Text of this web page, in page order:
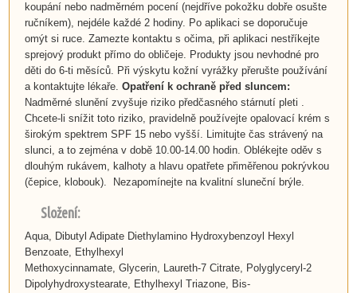
koupání nebo nadměrném pocení (nejdříve pokožku dobře osušte
ručníkem), nejdéle každé 2 hodiny. Po aplikaci se doporučuje
omýt si ruce. Zamezte kontaktu s očima, při aplikaci nestříkejte
sprejový produkt přímo do obličeje. Produkty jsou nevhodné pro
děti do 6-ti měsíců. Při výskytu kožní vyrážky přerušte používání
a kontaktujte lékaře. Opatření k ochraně před sluncem:
Nadměrné slunění zvyšuje riziko předčasného stárnutí pleti .
Chcete-li snížit toto riziko, pravidelně používejte opalovací krém s
širokým spektrem SPF 15 nebo vyšší. Limitujte čas strávený na
slunci, a to zejména v době 10.00-14.00 hodin. Oblékejte oděv s
dlouhým rukávem, kalhoty a hlavu opatřete přiměřenou pokrývkou
(čepice, klobouk). Nezapomínejte na kvalitní sluneční brýle.
Složení:
Aqua, Dibutyl Adipate Diethylamino Hydroxybenzoyl Hexyl
Benzoate, Ethylhexyl
Methoxycinnamate, Glycerin, Laureth-7 Citrate, Polyglyceryl-2
Dipolyhydroxystearate, Ethylhexyl Triazone, Bis-